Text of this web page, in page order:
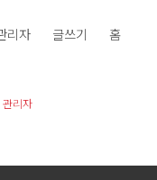
리자 글쓰기
홈
관리자